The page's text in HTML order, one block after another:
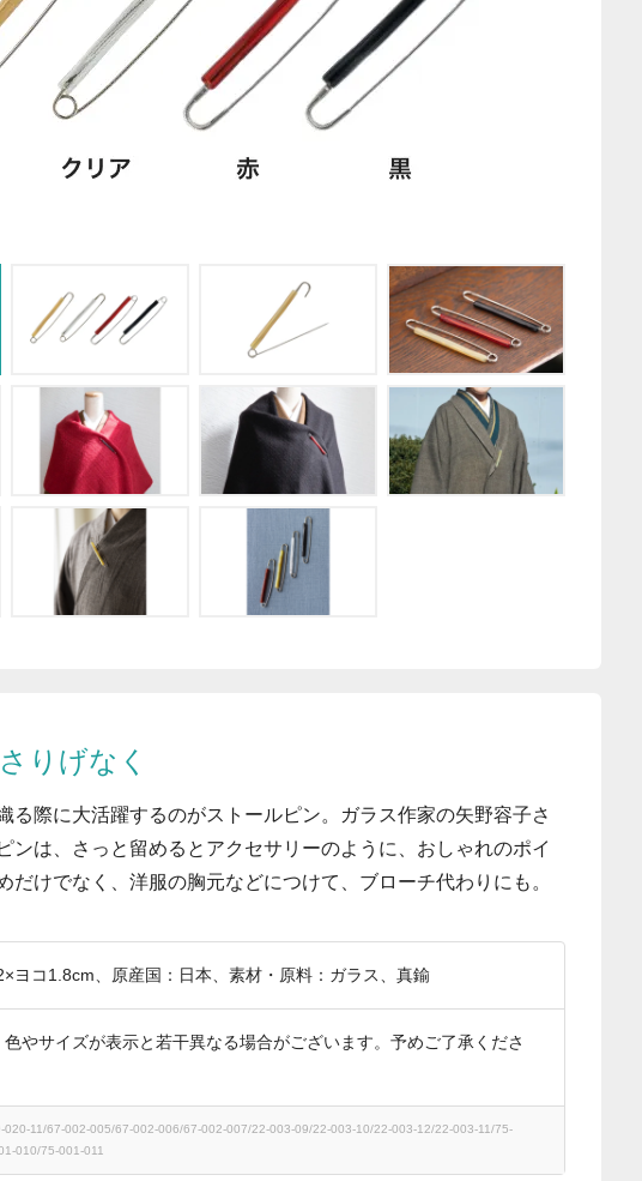
りげなく
る際に大活躍するのがストールピン。ガラス作家の矢野容子さ
ンは、さっと留めるとアクセサリーのように、おしゃれのポイ
だけでなく、洋服の胸元などにつけて、ブローチ代わりにも。
ヨコ1.8cm、原産国：日本、素材・原料：ガラス、真鍮
やサイズが表示と若干異なる場合がございます。予めご了承くださ
020-11/67-002-005/67-002-006/67-002-007/22-003-09/22-003-10/22-003-12/22-003-11/75-
010/75-001-011